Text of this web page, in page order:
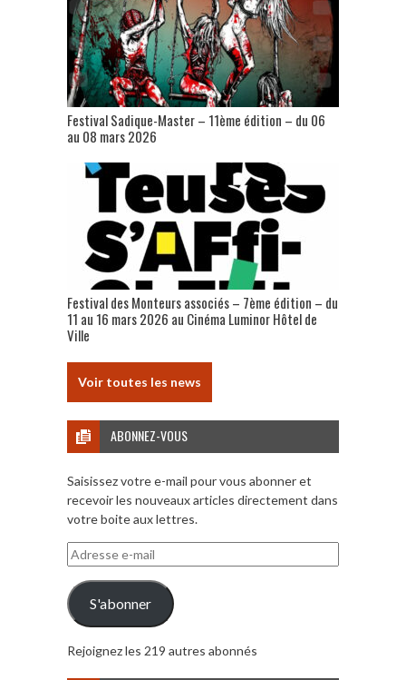
Festival Sadique-Master – 11ème édition – du 06
au 08 mars 2026
Festival des Monteurs associés – 7ème édition – du
11 au 16 mars 2026 au Cinéma Luminor Hôtel de
Ville
Voir toutes les news
ABONNEZ-VOUS
Saisissez votre e-mail pour vous abonner et
recevoir les nouveaux articles directement dans
votre boite aux lettres.
Adresse
e-
mail
S'abonner
Rejoignez les 219 autres abonnés